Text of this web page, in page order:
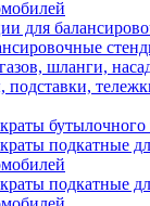
для
шланги,
подставки,
бутылочного
подкатные
подкатные